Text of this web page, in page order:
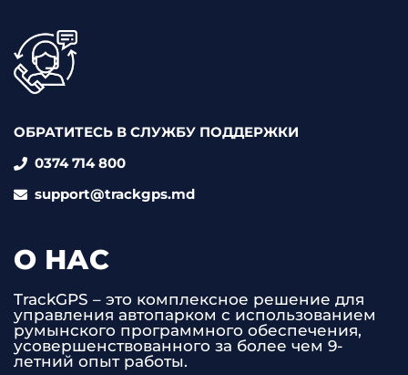
ОБРАТИТЕСЬ В СЛУЖБУ ПОДДЕРЖКИ
0374 714 800
support@trackgps.md
О НАС
TrackGPS – это комплексное решение для
управления автопарком с использованием
румынского программного обеспечения,
усовершенствованного за более чем 9-
летний опыт работы.